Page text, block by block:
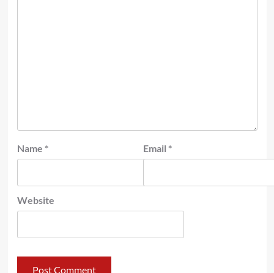
Name * Email *
Website